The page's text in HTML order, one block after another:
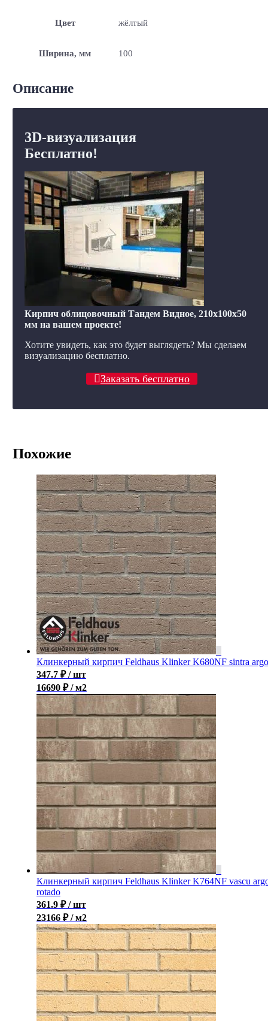
Цвет жёлтый
Ширина, мм 100
Описание
3D-визуализация
Бесплатно!
Кирпич облицовочный Тандем Видное, 210x100x50
мм на вашем проекте!
Хотите увидеть, как это будет выглядеть? Мы сделаем
визуализацию бесплатно.
Заказать бесплатно
Похожие
Клинкерный кирпич Feldhaus Klinker K680NF sintra argo
347.7 ₽ / шт
16690 ₽ / м2
Клинкерный кирпич Feldhaus Klinker K764NF vascu
rotado
361.9 ₽ / шт
23166 ₽ / м2